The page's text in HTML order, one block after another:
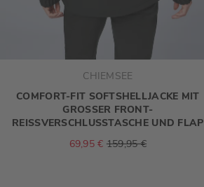
CHIEMSEE
COMFORT-FIT SOFTSHELLJACKE MIT
GROSSER FRONT-R
EISSVERSCHLUSSTASCHE UND FLAP
69,95 € 159,95 €